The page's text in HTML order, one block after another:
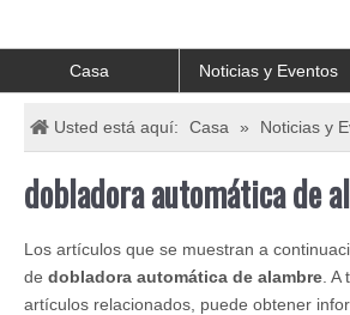
Casa Noticias y Eventos
Usted está aquí: Casa » Noticias y
dobladora automática de
Los artículos que se muestran a
de dobladora automática de alambre .
artículos relacionados, puede obtener